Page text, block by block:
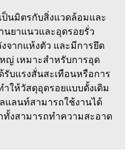
นมิตรกับสิ่งแวดล้อมและ
ยาแนวและอุดรอยรั่ว
จากแห้งตัว และมีการยึด
ญ่ เหมาะสำหรับการอุด
บแรงสั่นสะเทือนหรือการ
ให้วัสดุอุดรอยแบบดั้งเดิม
แลนท์สามารถใช้งานได้
ทั้งสามารถทำความสะอาด